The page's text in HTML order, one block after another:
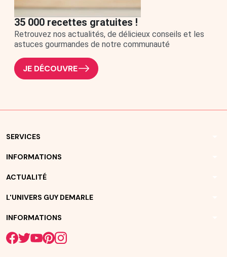
35 000 recettes gratuites !
Retrouvez nos actualités, de délicieux conseils et les
astuces gourmandes de notre communauté
JE DÉCOUVRE
SERVICES
INFORMATIONS
ACTUALITÉ
L'UNIVERS GUY DEMARLE
INFORMATIONS